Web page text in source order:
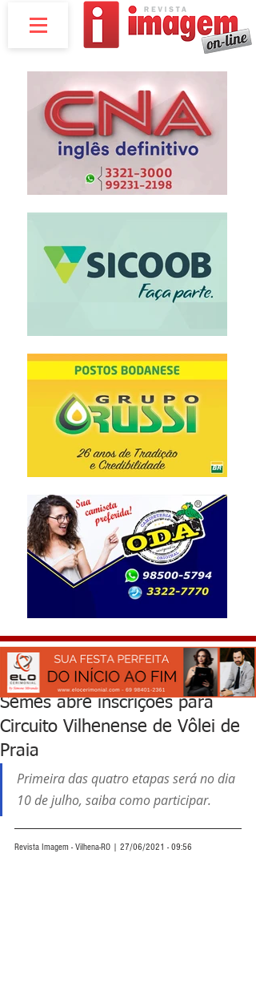
Semes abre inscrições para
Circuito Vilhenense de Vôlei de
Praia
Primeira das quatro etapas será no dia
10 de julho, saiba como participar.
Revista Imagem - Vilhena-RO | 27/06/2021 - 09:56